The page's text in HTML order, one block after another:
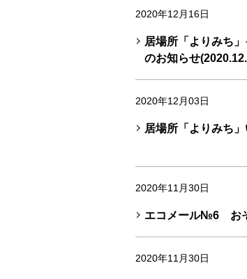
2020年12月16日
居場所「よりみち
のお知らせ
2020年12月03日
居場所「よりみち
2020年11月30日
エコメール№6 お
2020年11月30日